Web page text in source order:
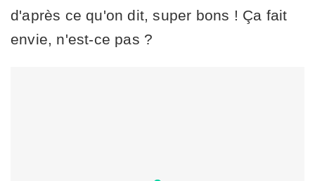
d'après ce qu'on dit, super bons ! Ça fait
envie, n'est-ce pas ?